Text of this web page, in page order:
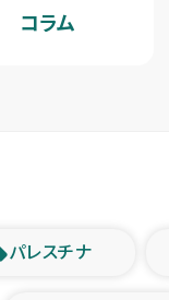
コラム
パレスチナ